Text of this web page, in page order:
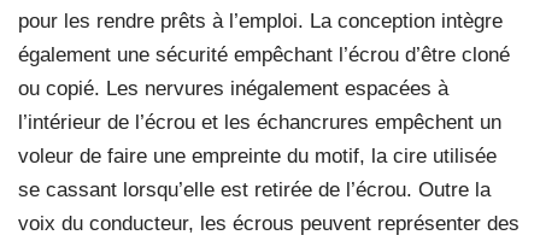
pour les rendre prêts à l’emploi. La conception intègre
également une sécurité empêchant l’écrou d’être cloné
ou copié. Les nervures inégalement espacées à
l’intérieur de l’écrou et les échancrures empêchent un
voleur de faire une empreinte du motif, la cire utilisée
se cassant lorsqu’elle est retirée de l’écrou. Outre la
voix du conducteur, les écrous peuvent représenter des